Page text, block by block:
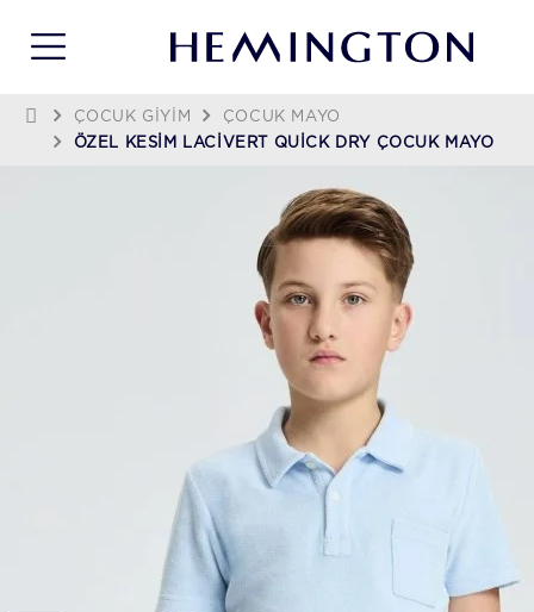
ÇOCUK GIYIM
ÇOCUK MAYO
ÖZEL KESIM LACIVERT QUICK DRY ÇOCUK MAYO